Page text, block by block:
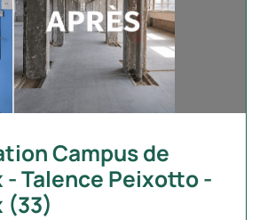
Campus de
- Talence Peixotto -
(33)